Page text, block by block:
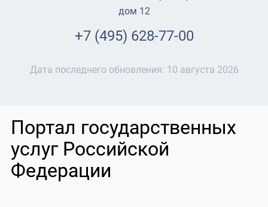
дом 12
+7 (495) 628-77-00
Дата последнего обновления: 10 августа 2026
Портал государственных
услуг Российской
Федерации